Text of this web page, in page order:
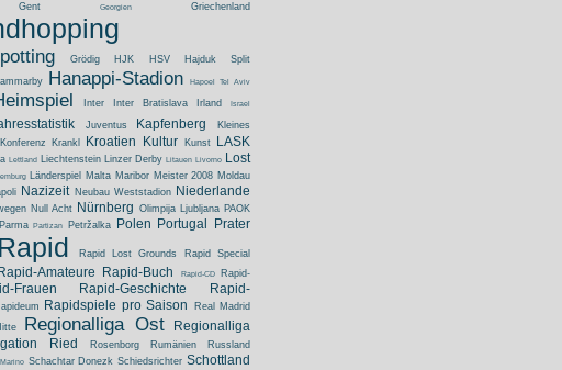
Gent Georgien Griechenland
Grödig HJK HSV
Hajduk Split
Hanappi-Stadion Hapoel Tel Aviv
Inter Inter Bratislava Irland Israel
Juventus Kapfenberg
Kleines
Konferenz Krankl Kroatien Kultur Kunst LASK
Lettland Liechtenstein Linzer Derby Litauen Livorno
Lost
Länderspiel Malta Maribor Meister 2008 Moldau
Nazizeit Neubau Weststadion Niederlande
Null Acht Nürnberg Olimpija Ljubljana PAOK
Parma Partizan Petržalka Polen Portugal Prater
Rapid Rapid Lost Grounds
Rapid Special
Rapid-Amateure Rapid-Buch Rapid-CD
Rapid-
Frauen Rapid-Geschichte
Rapid-
Rapidspiele pro Saison
Real Madrid
Regionalliga Ost
Regionalliga
Ried Rosenborg Rumänien
Russland
Schachtar Donezk Schiedsrichter Schottland